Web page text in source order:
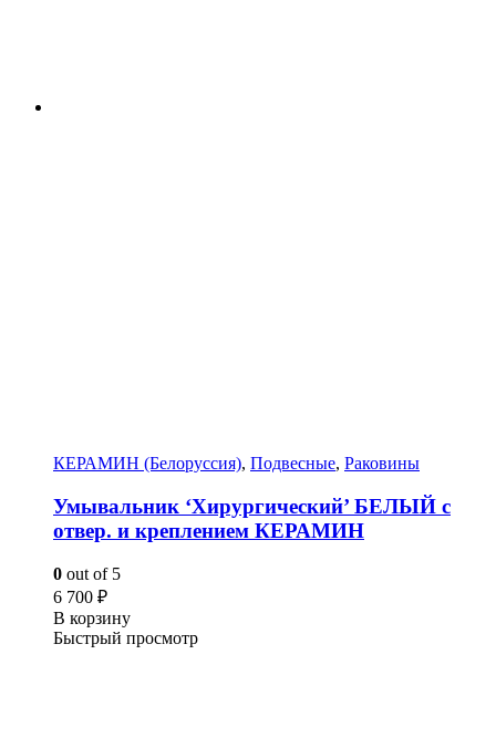
КЕРАМИН (Белоруссия), Подвесные, Раковины
Умывальник ‘Хирургический’ БЕЛЫЙ с
отвер. и креплением КЕРАМИН
0 out of 5
6 700 ₽
В корзину
Быстрый просмотр